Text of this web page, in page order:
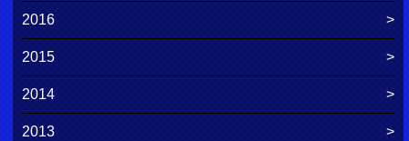
2016
2015
2014
2013